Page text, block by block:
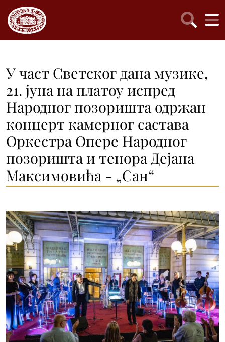
У част Светског дана музике,
21. јуна на платоу испред
Народног позоришта одржан
концерт камерног састава
Оркестра Опере Народног
позоришта и тенора Дејана
Максимовића - „Сан“